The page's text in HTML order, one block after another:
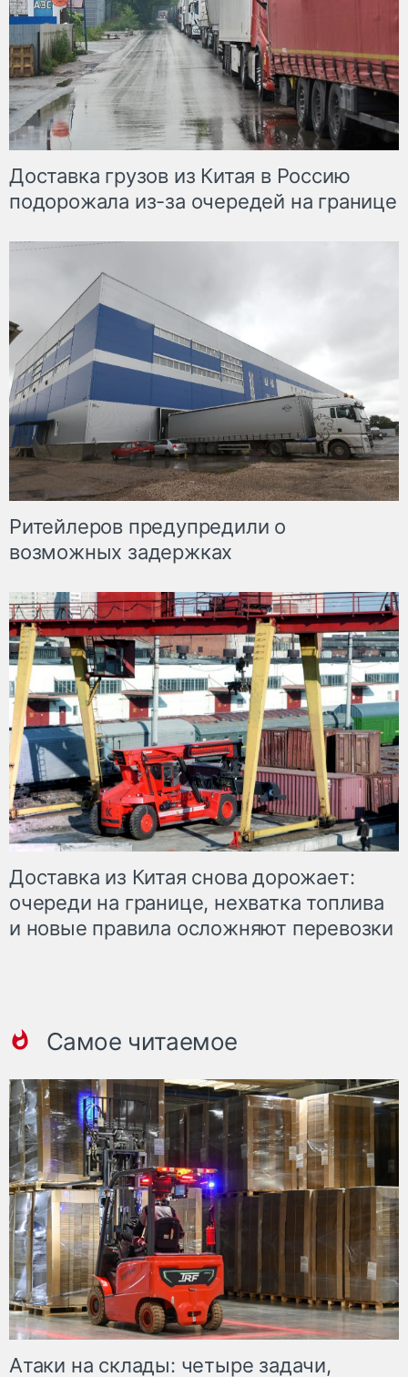
Доставка грузов из Китая в Россию
подорожала из-за очередей на границе
Ритейлеров предупредили о
возможных задержках
Доставка из Китая снова дорожает:
очереди на границе, нехватка топлива
и новые правила осложняют перевозки
Самое читаемое
Атаки на склады: четыре задачи,